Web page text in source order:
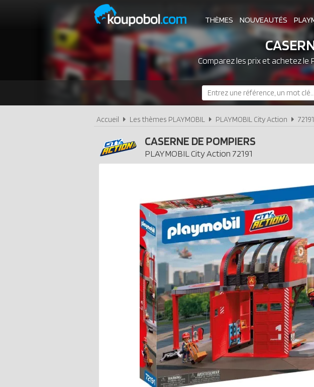
THÈMES NOUVEAUTÉS
Comparez les prix et achetez le
Accueil Les thèmes PLAYMOBIL PLAYMOBIL City Action
CASERNE DE POMPIERS
PLAYMOBIL City Action 72191